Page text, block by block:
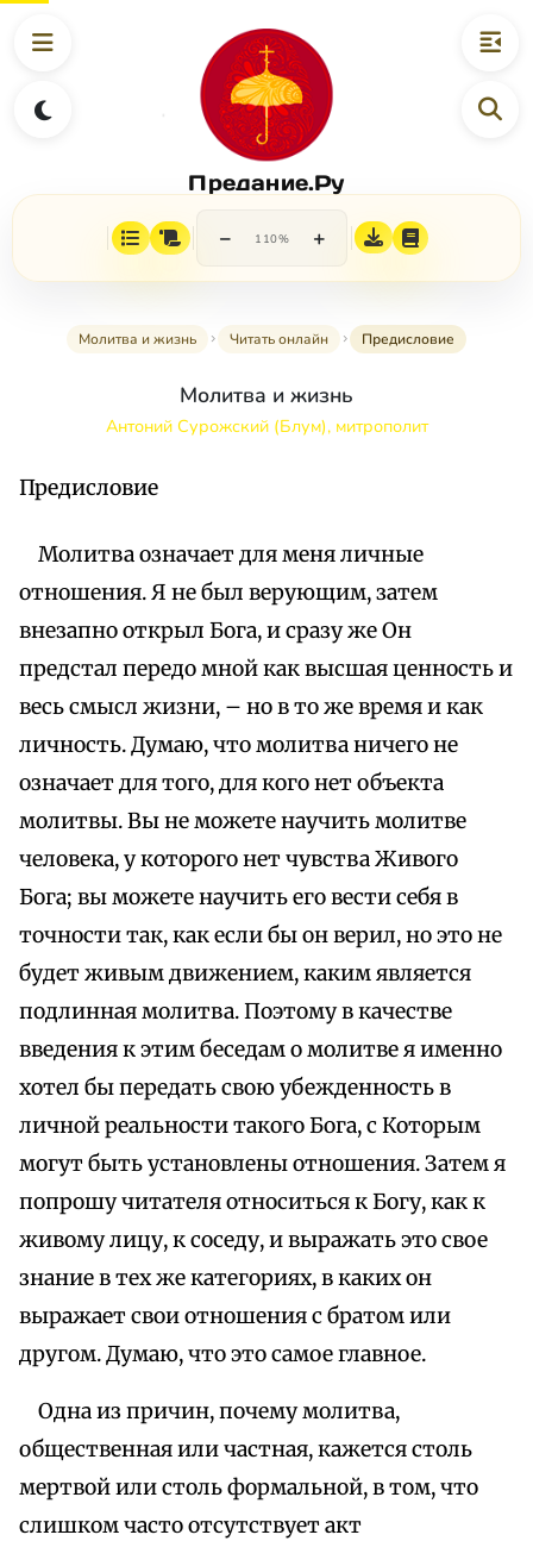
Предание.Ру
− 110% +
Молитва и жизнь Читать онлайн Предисловие
Молитва и жизнь
Антоний Сурожский (Блум), митрополит
Предисловие
Молитва означает для меня личные
отношения. Я не был верующим, затем
внезапно открыл Бога, и сразу же Он
предстал передо мной как высшая ценность и
весь смысл жизни, – но в то же время и как
личность. Думаю, что молитва ничего не
означает для того, для кого нет объекта
молитвы. Вы не можете научить молитве
человека, у которого нет чувства Живого
Бога; вы можете научить его вести себя в
точности так, как если бы он верил, но это не
будет живым движением, каким является
подлинная молитва. Поэтому в качестве
введения к этим беседам о молитве я именно
хотел бы передать свою убежденность в
личной реальности такого Бога, с Которым
могут быть установлены отношения. Затем я
попрошу читателя относиться к Богу, как к
живому лицу, к соседу, и выражать это свое
знание в тех же категориях, в каких он
выражает свои отношения с братом или
другом. Думаю, что это самое главное.
Одна из причин, почему молитва,
общественная или частная, кажется столь
мертвой или столь формальной, в том, что
слишком часто отсутствует акт